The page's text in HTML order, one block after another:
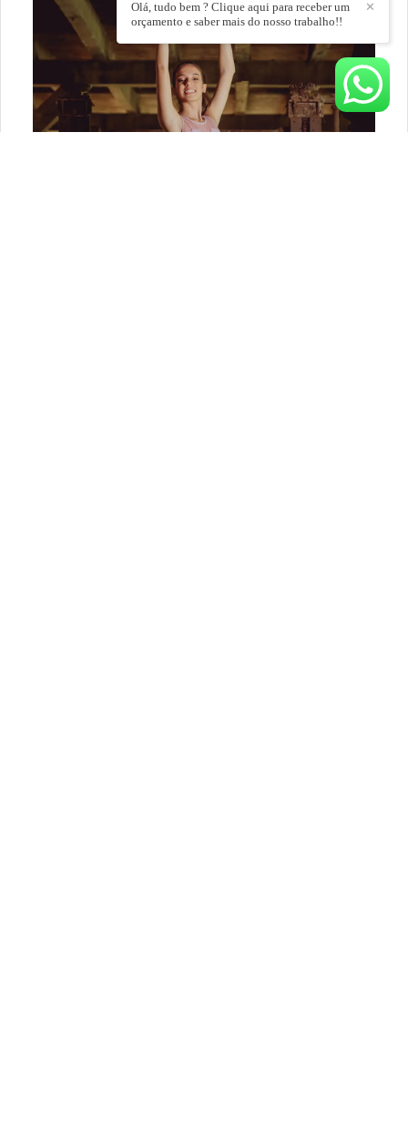
✕
Olá, tudo bem ? Clique aqui para receber um
orçamento e saber mais do nosso trabalho!!